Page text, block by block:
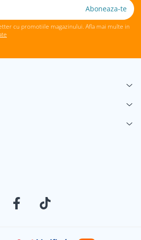
cu promotiile magazinului. Afla mai multe in